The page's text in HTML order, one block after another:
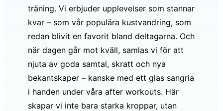
träning. Vi erbjuder upplevelser som stannar
kvar – som vår populära kustvandring, som
redan blivit en favorit bland deltagarna. Och
när dagen går mot kväll, samlas vi för att
njuta av goda samtal, skratt och nya
bekantskaper – kanske med ett glas sangria
i handen under våra after workouts. Här
skapar vi inte bara starka kroppar, utan